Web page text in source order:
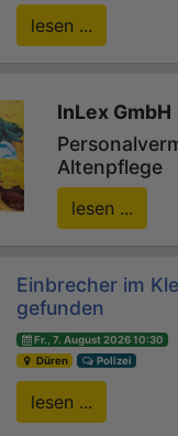
lesen ...
InLex GmbH
Altenpflege
lesen ...
Einbrecher im
gefunden
Fr., 7. August 2026 10:30
Düren
Polizei
lesen ...